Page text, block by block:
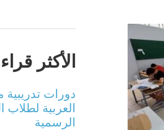
الأكثر
دورات تدريبية
العربية لطلاب
الرسمية